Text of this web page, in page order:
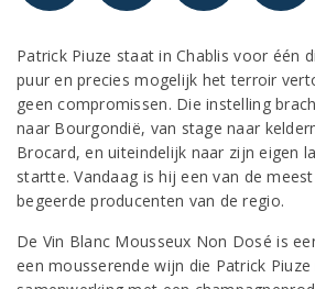
Patrick Piuze staat in Chablis voor één
puur en precies mogelijk het terroir
geen compromissen. Die instelling
naar Bourgondië, van stage naar
Brocard, en uiteindelijk naar zijn eigen
startte. Vandaag is hij een van de
begeerde producenten van de regio.
De Vin Blanc Mousseux Non Dosé is
een mousserende wijn die Patrick